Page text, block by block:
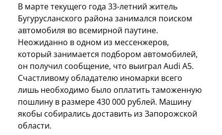
В марте текущего года 33-летний житель
Бугурусланского района занимался поиском
автомобиля во всемирной паутине.
Неожиданно в одном из мессенжеров,
который занимается подбором автомобилей,
он получил сообщение, что выиграл Audi A5.
Счастливому обладателю иномарки всего
лишь необходимо было оплатить таможенную
пошлину в размере 430 000 рублей. Машину
якобы собирались доставить из Запорожской
области.